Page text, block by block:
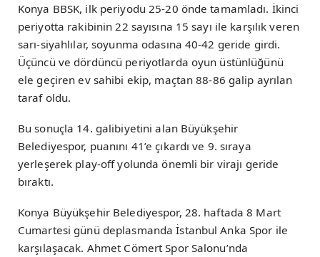
Konya BBSK, ilk periyodu 25-20 önde tamamladı. İkinci
periyotta rakibinin 22 sayısına 15 sayı ile karşılık veren
sarı-siyahlılar, soyunma odasına 40-42 geride girdi.
Üçüncü ve dördüncü periyotlarda oyun üstünlüğünü
ele geçiren ev sahibi ekip, maçtan 88-86 galip ayrılan
taraf oldu.
Bu sonuçla 14. galibiyetini alan Büyükşehir
Belediyespor, puanını 41’e çıkardı ve 9. sıraya
yerleşerek play-off yolunda önemli bir virajı geride
bıraktı.
Konya Büyükşehir Belediyespor, 28. haftada 8 Mart
Cumartesi günü deplasmanda İstanbul Anka Spor ile
karşılaşacak. Ahmet Cömert Spor Salonu’nda